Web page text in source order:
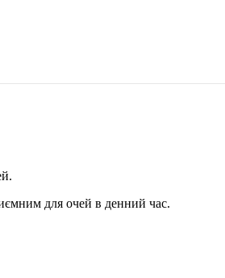
для очей в денний час.